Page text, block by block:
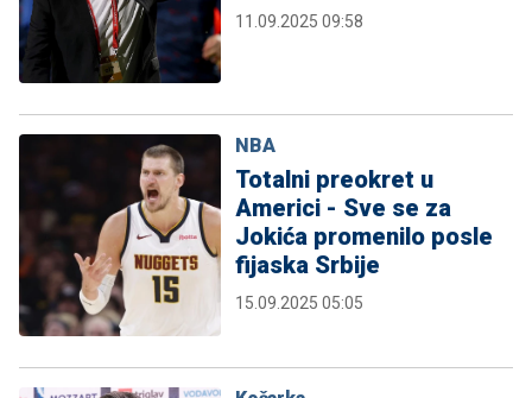
11.09.2025 09:58
NBA
Totalni preokret u
Americi - Sve se za
Jokića promenilo posle
fijaska Srbije
15.09.2025 05:05